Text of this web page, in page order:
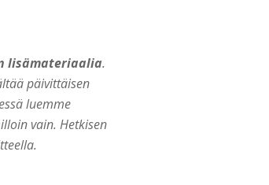
lisämateriaalia.
päivittäisen
luemme
vain. Hetkisen